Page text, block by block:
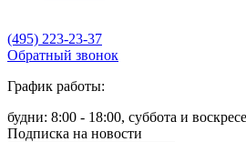
(495) 223-23-37
Обратный звонок
График работы:
будни: 8:00 - 18:00, суббота и
Подписка на новости